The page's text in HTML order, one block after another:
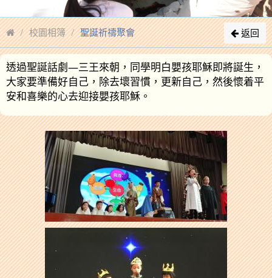
校園相簿 聖誕祈禱聚會 返回
透過聖誕話劇—三王來朝，同學明白嬰孩耶穌即將誕生，
大家要準備好自己，除去壞習慣，更新自己，然後懷着平
安和喜樂的心去迎接嬰孩耶穌。